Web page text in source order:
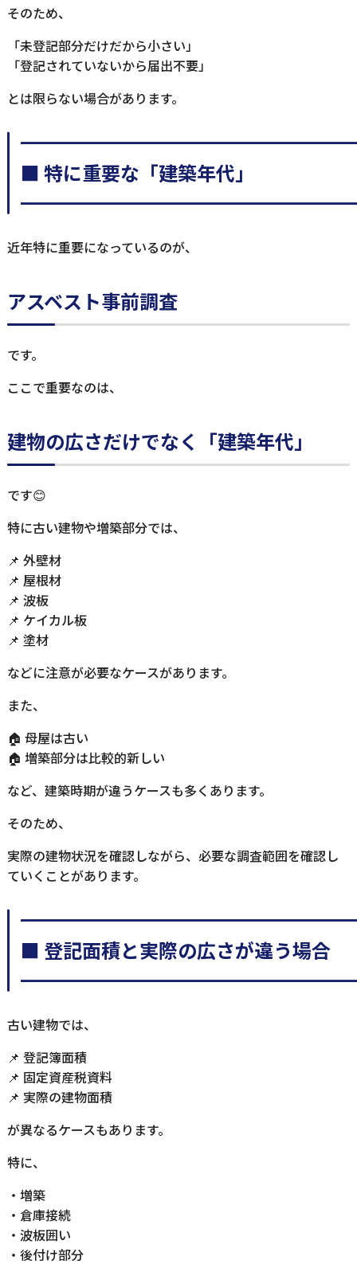
そのため、
「未登記部分だけだから小さい」
「登記されていないから届出不要」
とは限らない場合があります。
■ 特に重要な「建築年代」
近年特に重要になっているのが、
アスベスト事前調査
です。
ここで重要なのは、
建物の広さだけでなく「建築年代」
です😊
特に古い建物や増築部分では、
📌 外壁材
📌 屋根材
📌 波板
📌 ケイカル板
📌 塗材
などに注意が必要なケースがあります。
また、
🏠 母屋は古い
🏠 増築部分は比較的新しい
など、建築時期が違うケースも多くあります。
そのため、
実際の建物状況を確認しながら、必要な調査範囲を確認し
ていくことがあります。
■ 登記面積と実際の広さが違う場合
古い建物では、
📌 登記簿面積
📌 固定資産税資料
📌 実際の建物面積
が異なるケースもあります。
特に、
・増築
・倉庫接続
・波板囲い
・後付け部分